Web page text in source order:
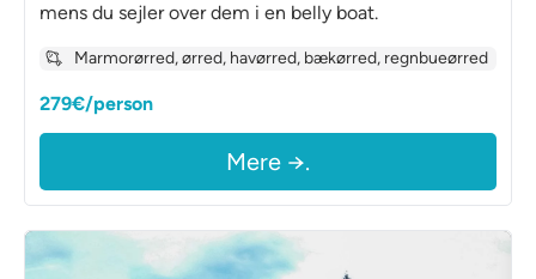
mens du sejler over dem i en belly boat.
Marmorørred, ørred, havørred, bækørred, regnbueørred
279€/person
Mere →.